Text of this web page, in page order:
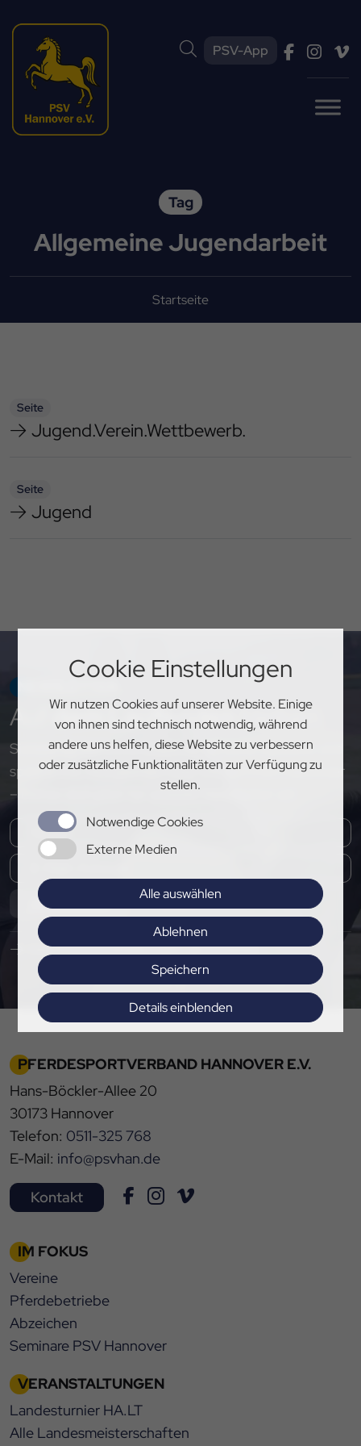
Cookie Einstellungen
Wir nutzen Cookies auf unserer Website. Einige
von ihnen sind technisch notwendig, während
andere uns helfen, diese Website zu verbessern
oder zusätzliche Funktionalitäten zur Verfügung zu
stellen.
Notwendige Cookies
Externe Medien
Alle auswählen
Ablehnen
Speichern
Details einblenden
PSV-App
Tag
Allgemeine Jugendarbeit
Startseite
Seite
Jugend.Verein.Wettbewerb.
Seite
Jugend
Aufdem Laufendenbleiben
Sichere dir exklusive Einblicke, aktuelle Updates und
spannende Neuigkeiten rund um den PSV Hannover
– melde dich jetzt für unseren Newsletter an!
Abonnieren
Hier Pressemitteilungen abonnieren
PFERDESPORTVERBAND HANNOVER E.V.
Hans-Böckler-Allee 20
30173 Hannover
Telefon: 0511-325 768
E-Mail: info@psvhan.de
Kontakt
IM FOKUS
Vereine
Pferdebetriebe
Abzeichen
Seminare PSV Hannover
VERANSTALTUNGEN
Landesturnier HA.LT
Alle Landesmeisterschaften